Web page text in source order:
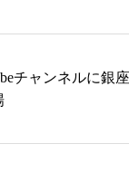
チャンネルに銀座